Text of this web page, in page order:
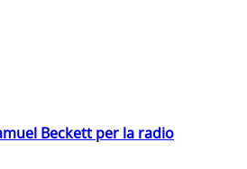
Beckett per la radio